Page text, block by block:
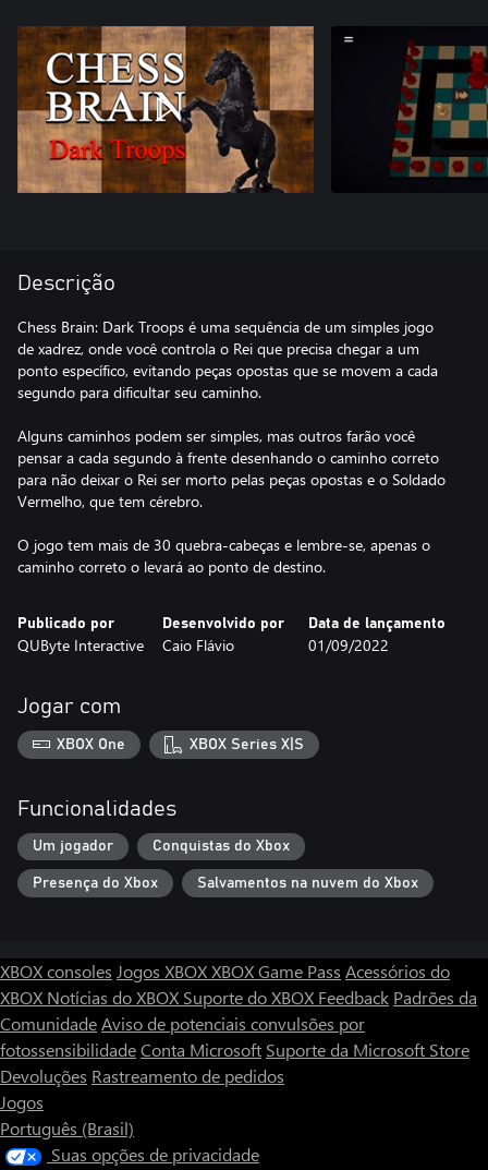
Descrição
Chess Brain: Dark Troops é uma sequência de um simples jogo
de xadrez, onde você controla o Rei que precisa chegar a um
ponto específico, evitando peças opostas que se movem a cada
segundo para dificultar seu caminho.
Alguns caminhos podem ser simples, mas outros farão você
pensar a cada segundo à frente desenhando o caminho correto
para não deixar o Rei ser morto pelas peças opostas e o Soldado
Vermelho, que tem cérebro.
O jogo tem mais de 30 quebra-cabeças e lembre-se, apenas o
caminho correto o levará ao ponto de destino.
Publicado por
QUByte Interactive
Desenvolvido por
Caio Flávio
Data de lançamento
01/09/2022
Jogar com
XBOX One XBOX Series X|S
Funcionalidades
Um jogador Conquistas do Xbox
Presença do Xbox Salvamentos na nuvem do Xbox
XBOX consoles Jogos XBOXXBOX Game Pass Acessórios do
XBOX Notícias do XBOX Suporte do XBOX Feedback Padrões da
ComunidadeAviso de potenciais convulsões por
fotossensibilidadeConta Microsoft Suporte da Microsoft Store
Devoluções Rastreamento de pedidos
Jogos
Português (Brasil)
Suas opções de privacidade